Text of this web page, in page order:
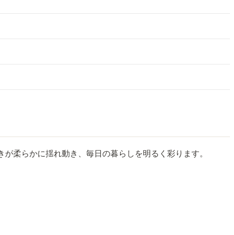
柔らかに揺れ動き、毎日の暮らしを明るく彩ります。